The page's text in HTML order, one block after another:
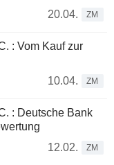
20.04.
ZM
: Vom Kauf zur
10.04.
ZM
: Deutsche Bank
12.02.
ZM